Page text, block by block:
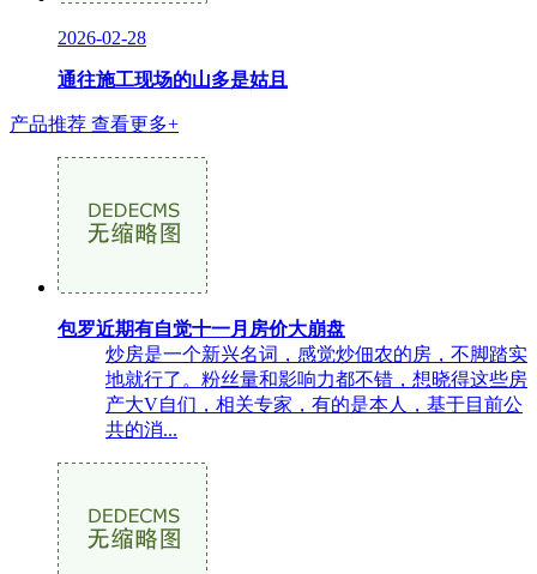
2026-02-28
通往施工现场的山多是姑且
产品推荐 查看更多+
包罗近期有自觉十一月房价大崩盘
炒房是一个新兴名词，感觉炒佃农的房，不脚踏实
地就行了。粉丝量和影响力都不错，想晓得这些房
产大V自们，相关专家，有的是本人，基于目前公
共的消...